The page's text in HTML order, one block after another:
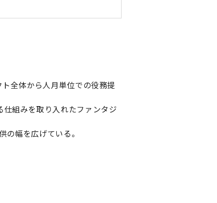
全体から人月単位での役務提
仕組みを取り入れたファンタジ
の幅を広げている。